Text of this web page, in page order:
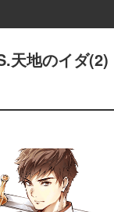
天地のイダ(2)